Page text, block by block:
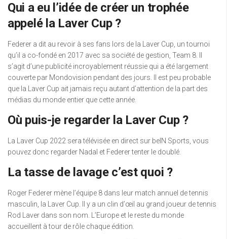
Qui a eu l’idée de créer un trophée
appelé la Laver Cup ?
Federer a dit au revoir à ses fans lors de la Laver Cup, un tournoi
qu’il a co-fondé en 2017 avec sa société de gestion, Team 8. Il
s’agit d’une publicité incroyablement réussie qui a été largement
couverte par Mondovision pendant des jours. Il est peu probable
que la Laver Cup ait jamais reçu autant d’attention de la part des
médias du monde entier que cette année.
Où puis-je regarder la Laver Cup ?
La Laver Cup 2022 sera télévisée en direct sur beIN Sports, vous
pouvez donc regarder Nadal et Federer tenter le doublé.
La tasse de lavage c’est quoi ?
Roger Federer mène l’équipe 8 dans leur match annuel de tennis
masculin, la Laver Cup. Il y a un clin d’œil au grand joueur de tennis
Rod Laver dans son nom. L’Europe et le reste du monde
accueillent à tour de rôle chaque édition.